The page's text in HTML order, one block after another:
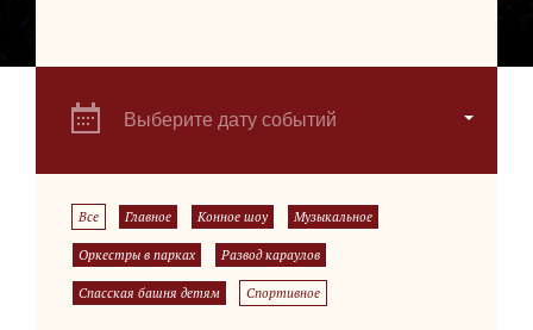
Выберите дату событий
Все Главное Конное шоу Музыкальное
Оркестры в парках Развод караулов
Спасская башня детям Спортивное